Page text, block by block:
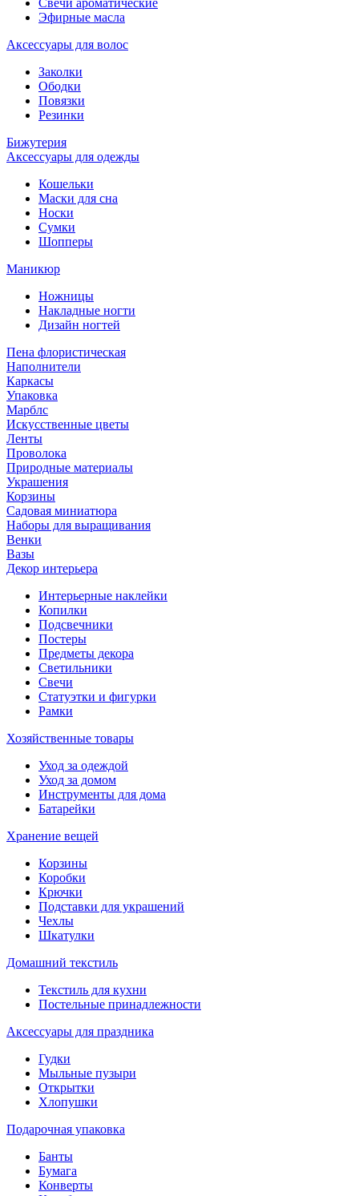
Свечи ароматические
Эфирные масла
Аксессуары для волос
Заколки
Ободки
Повязки
Резинки
Бижутерия
Аксессуары для одежды
Кошельки
Маски для сна
Носки
Сумки
Шопперы
Маникюр
Ножницы
Накладные ногти
Дизайн ногтей
Пена флористическая
Наполнители
Каркасы
Упаковка
Марблс
Искусственные цветы
Ленты
Проволока
Природные материалы
Украшения
Корзины
Садовая миниатюра
Наборы для выращивания
Венки
Вазы
Декор интерьера
Интерьерные наклейки
Копилки
Подсвечники
Постеры
Предметы декора
Светильники
Свечи
Статуэтки и фигурки
Рамки
Хозяйственные товары
Уход за одеждой
Уход за домом
Инструменты для дома
Батарейки
Хранение вещей
Корзины
Коробки
Крючки
Подставки для украшений
Чехлы
Шкатулки
Домашний текстиль
Текстиль для кухни
Постельные принадлежности
Аксессуары для праздника
Гудки
Мыльные пузыри
Открытки
Хлопушки
Подарочная упаковка
Банты
Бумага
Конверты